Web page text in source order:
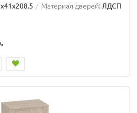
Материал дверей:ЛДСП